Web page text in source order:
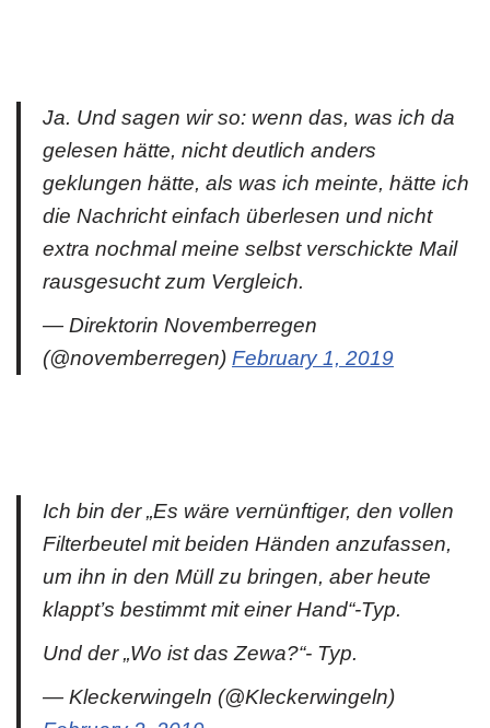
Ja. Und sagen wir so: wenn das, was ich da
gelesen hätte, nicht deutlich anders
geklungen hätte, als was ich meinte, hätte ich
die Nachricht einfach überlesen und nicht
extra nochmal meine selbst verschickte Mail
rausgesucht zum Vergleich.
— Direktorin Novemberregen
(@novemberregen) February 1, 2019
Ich bin der „Es wäre vernünftiger, den vollen
Filterbeutel mit beiden Händen anzufassen,
um ihn in den Müll zu bringen, aber heute
klappt’s bestimmt mit einer Hand“-Typ.
Und der „Wo ist das Zewa?“- Typ.
— Kleckerwingeln (@Kleckerwingeln)